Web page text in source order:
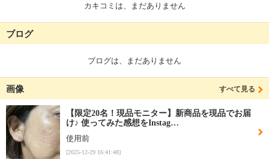
カキコミは、まだありません
ブログ
ブログは、まだありません
画像 すべて見る
【限定20名！現品モニター】新商品を現品でお届
け♪ 使ってみた感想をInstag…
使用前
[2025-12-29 16:41:48]